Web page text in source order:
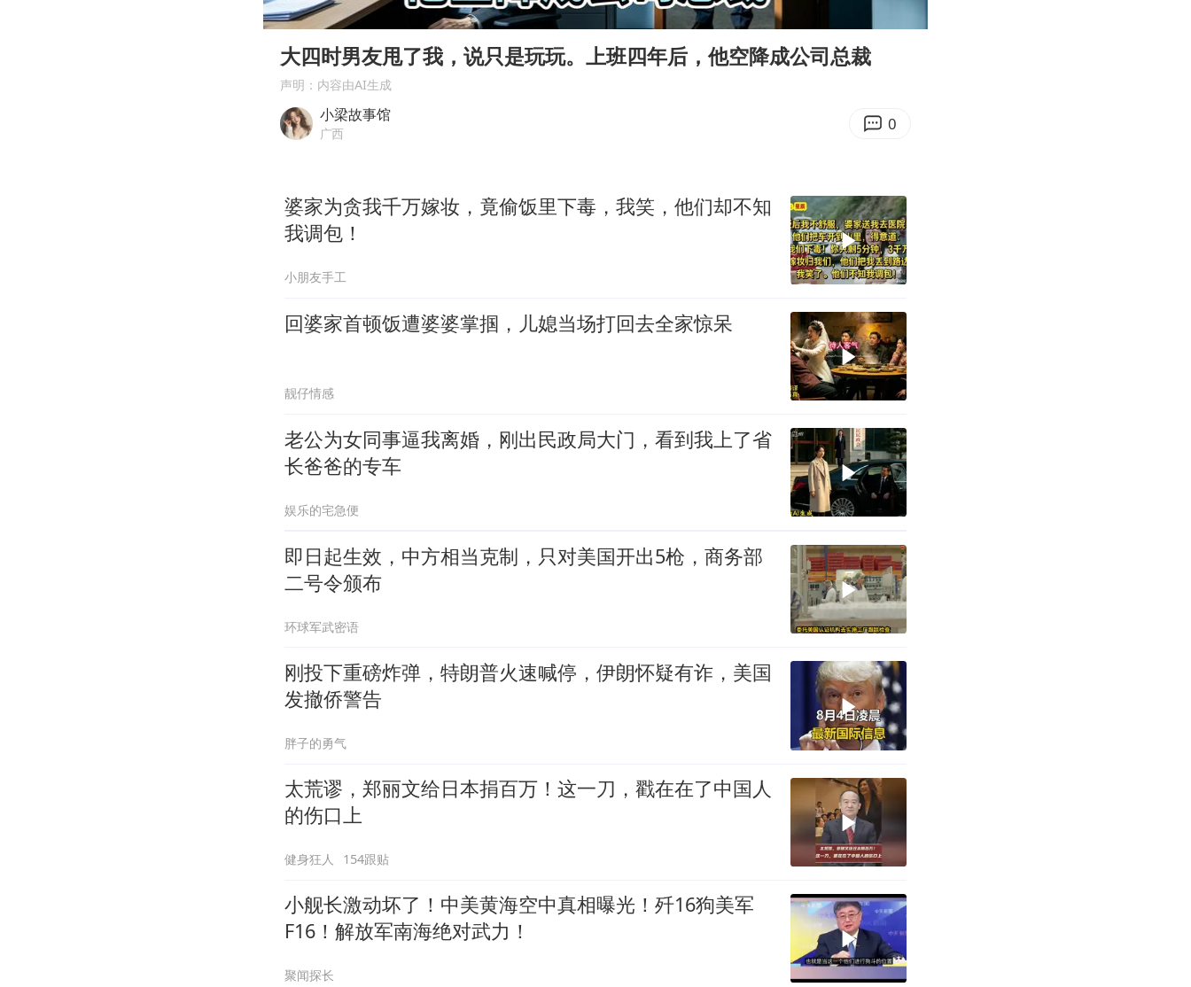
广东雷州通报特教老师招聘违规事件
“新疆阿勒泰八月能滑雪”不实
女儿为争财产堵门阻挠父亲出殡
Play
00:00
大四时男友甩了我，说只是玩玩。上班四年后，他空降成公司总裁
声明：内容由AI生成
小梁故事馆
广西 0
婆家为贪我千万嫁妆，竟偷饭里下毒，我笑，他们却不知
我调包！
小朋友手工
回婆家首顿饭遭婆婆掌掴，儿媳当场打回去全家惊呆
靓仔情感
老公为女同事逼我离婚，刚出民政局大门，看到我上了省
长爸爸的专车
娱乐的宅急便
即日起生效，中方相当克制，只对美国开出5枪，商务部
二号令颁布
环球军武密语
刚投下重磅炸弹，特朗普火速喊停，伊朗怀疑有诈，美国
发撤侨警告
胖子的勇气
太荒谬，郑丽文给日本捐百万！这一刀，戳在在了中国人
的伤口上
健身狂人 154跟贴
小舰长激动坏了！中美黄海空中真相曝光！歼16狗美军
F16！解放军南海绝对武力！
聚闻探长